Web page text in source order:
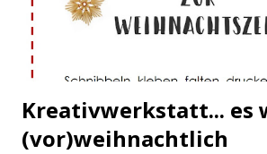
Kreativwerkstatt... es
(vor)weihnachtlich